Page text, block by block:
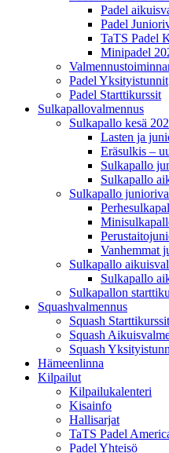
Padel
Padel
TaTS Padel
Minipadel
Padel Yksityistunnit
Padel Starttikurssit
Sulkapallovalmennus
Sulkapallo kesä
Lasten ja
Eräsulkis –
Sulkapallo
Sulkapallo
Sulkapallo
Vanhemmat
Sulkapallo
Sulkapallo
Sulkapallon
Squashvalmennus
Squash Starttikurssit
Squash
Squash
Hämeenlinna
Kilpailut
Kilpailukalenteri
Kisainfo
Hallisarjat
TaTS Padel
Padel Yhteisö